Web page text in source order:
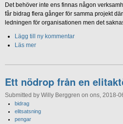
Det behöver inte ens finnas någon
får bidrag flera gånger för samma projekt
ledningen för organisationen men det
Lägg till ny kommentar
Läs mer
Ett nödrop från en
Submitted by Willy Berggren on ons, 2018-
bidrag
elitsatsning
pengar